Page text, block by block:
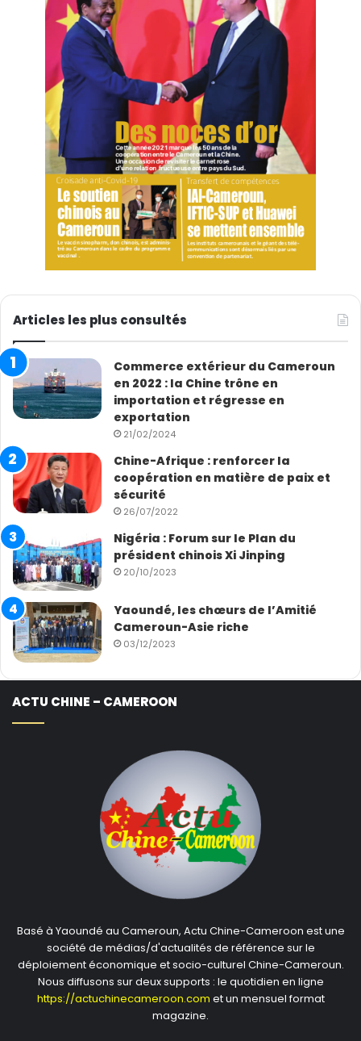
Gérard Njoya
Articles les plus consultés
Commerce extérieur du Cameroun
en 2022 : la Chine trône en
importation et régresse en
exportation
21/02/2024
Chine-Afrique : renforcer la
coopération en matière de paix et
sécurité
26/07/2022
Nigéria : Forum sur le Plan du
président chinois Xi Jinping
20/10/2023
Yaoundé, les chœurs de l’Amitié
Cameroun-Asie riche
03/12/2023
ACTU CHINE – CAMEROON
Basé à Yaoundé au Cameroun, Actu Chine-Cameroon est une
société de médias/d'actualités de référence sur le
déploiement économique et socio-culturel Chine-Cameroun.
Nous diffusons sur deux supports : le quotidien en ligne
https://actuchinecameroon.com et un mensuel format
magazine.